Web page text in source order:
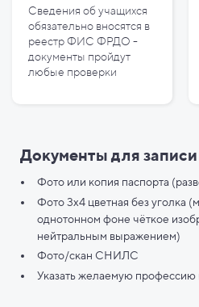
Сведения об учащихся
обязательно вносятся в
реестр ФИС ФРДО -
документы пройдут
любые проверки
Документы для записи
Фото или копия паспорта
Фото 3х4 цветная без уголка
однотонном фоне чёткое
нейтральным выражением)
Фото/скан СНИЛС
Указать желаемую профессию